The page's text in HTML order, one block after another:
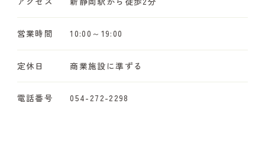
営業時間 10:00～19:00
定休日 商業施設に準ずる
電話番号 054-272-2298